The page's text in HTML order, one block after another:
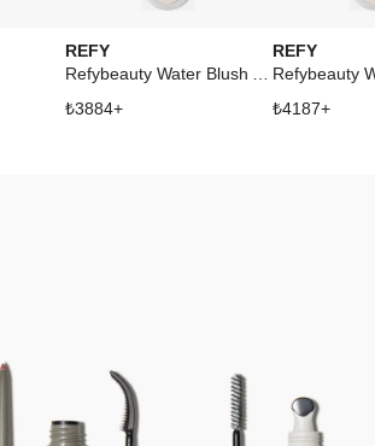
REFY
₺3884+
REFY
₺4187+